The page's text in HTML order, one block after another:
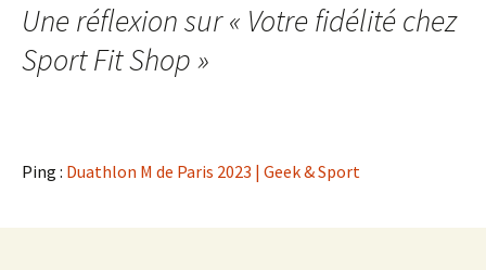
articles
Une réflexion sur « Votre fidélité chez
Sport Fit Shop»
Ping : Duathlon M de Paris 2023 | Geek & Sport